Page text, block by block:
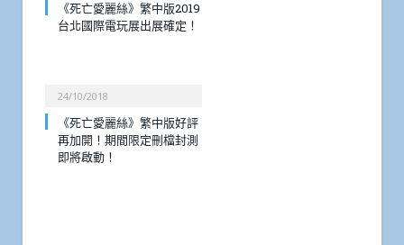
《死亡愛麗絲》繁中版2019
台北國際電玩展出展確定！
24/10/2018
《死亡愛麗絲》繁中版好評
再加開！期間限定刪檔封測
即將啟動！